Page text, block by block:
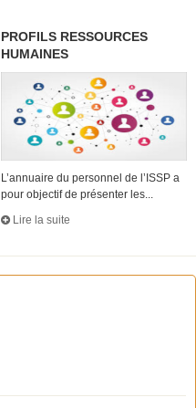
PROFILS RESSOURCES
HUMAINES
L’annuaire du personnel de l’ISSP a
pour objectif de présenter les...
Lire la suite